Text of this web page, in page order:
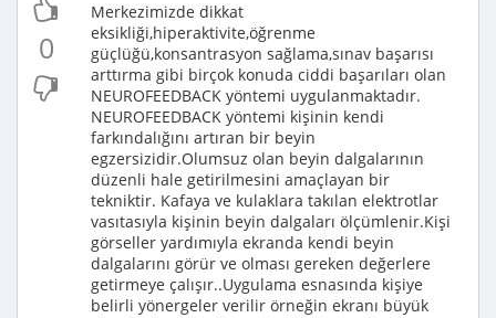
0
Merkezimizde dikkat
eksikliği,hiperaktivite,öğrenme
güçlüğü,konsantrasyon sağlama,sınav başarısı
arttırma gibi birçok konuda ciddi başarıları olan
NEUROFEEDBACK yöntemi uygulanmaktadır.
NEUROFEEDBACK yöntemi kişinin kendi
farkındalığını artıran bir beyin
egzersizidir.Olumsuz olan beyin dalgalarının
düzenli hale getirilmesini amaçlayan bir
tekniktir. Kafaya ve kulaklara takılan elektrotlar
vasıtasıyla kişinin beyin dalgaları ölçümlenir.Kişi
görseller yardımıyla ekranda kendi beyin
dalgalarını görür ve olması gereken değerlere
getirmeye çalışır..Uygulama esnasında kişiye
belirli yönergeler verilir örneğin ekranı büyük